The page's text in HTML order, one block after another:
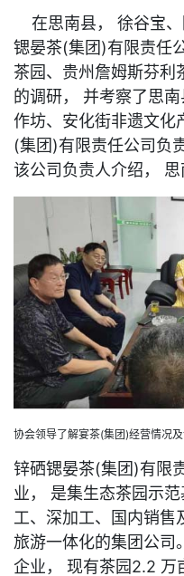
在思南县， 徐谷宝、
锶晏茶(集团)有限责任
茶园、贵州詹姆斯芬利
的调研， 并考察了思
作坊、安化街非遗文化
(集团)有限责任公司负
该公司负责人介绍， 思
协会领导了解宴茶(集团)经营情况
锌硒锶晏茶(集团)有限
业， 是集生态茶园示
工、深加工、国内销售
旅游一体化的集团公司
企业， 现有茶园2.2